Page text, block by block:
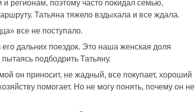
и регионам, поэтому часто покидал семью,
Татьяна тяжело вздыхала и все ждала.
все не поступало.
дальних поездок. Это наша женская доля
подбодрить Татьяну.
он приносит, не жадный, все покупает, хороший
помогает. Но не могу понять, почему он не